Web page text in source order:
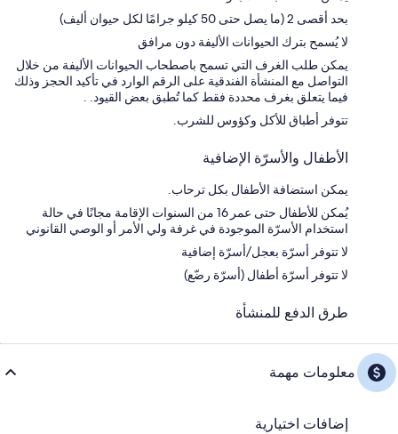
بحد أقصى 2 (ما يصل حتى 50 كيلو جرامًا لكل حيوان أليف)
لا يُسمح بترك الحيوانات الأليفة دون مرافق
يمكن طلب الغرف التي تسمح باصطحاب الحيوانات الأليفة من خلال
التواصل مع المنشأة الفندقية على الرقم الوارد في تأكيد الحجز وذلك
فيما يتعلق بغرف محددة فقط كما تُطبق بعض القيود. .
تتوفر أطباق للأكل وكؤوس للشرب.
الأطفال والأسرّة الإضافية
يمكن استضافة الأطفال بكل ترحاب.
يُمكن للأطفال حتى عمر 16 من السنوات الإقامة مجانًا في حالة
استخدام الأسرّة الموجودة في غرفة ولي الأمر أو الوصي القانوني
لا تتوفر أسرّة بعجل/أسرّة إضافية
لا تتوفر أسرّة أطفال (أسرّة رضّع)
طرق الدفع للمنشأة
معلومات مهمة
إضافات اختيارية